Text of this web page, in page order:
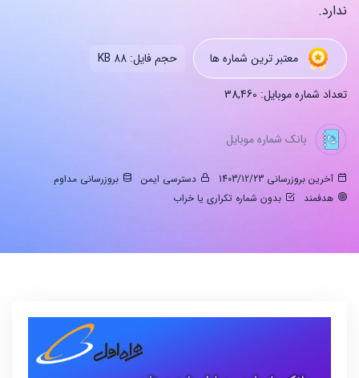
ندارد.
معتبر ترین شماره ها حجم فایل: 88 KB
تعداد شماره موبایل: 38,460
بانک شماره موبایل
آخرین بروزرسانی 1403/12/23 دسترسی ایمن
بروزرسانی مداوم
هدفمند
بدون شماره تکراری یا خراب